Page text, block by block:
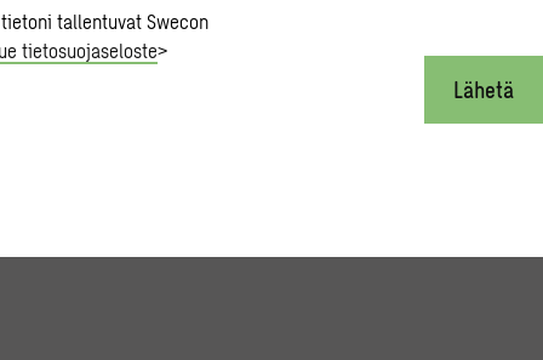
tallentuvat Swecon
tietosuojaseloste>
Lähetä